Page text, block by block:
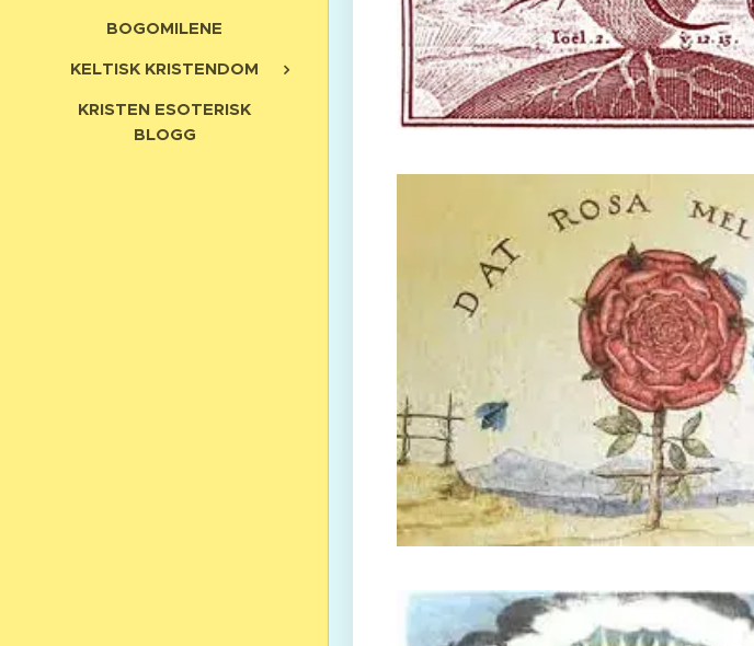
BOGOMILENE
KELTISK KRISTENDOM
KRISTEN ESOTERISK
BLOGG